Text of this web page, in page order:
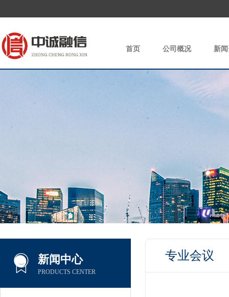
首页 公司概况 新
新闻中心
PRODUCTS CENTER
专业会议